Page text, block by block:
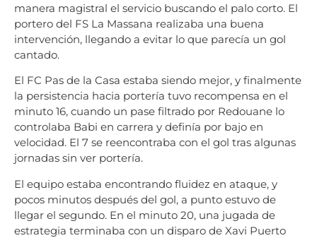
manera magistral el servicio buscando el palo corto. El
portero del FS La Massana realizaba una buena
intervención, llegando a evitar lo que parecía un gol
cantado.
El FC Pas de la Casa estaba siendo mejor, y finalmente
la persistencia hacia portería tuvo recompensa en el
minuto 16, cuando un pase filtrado por Redouane lo
controlaba Babi en carrera y definía por bajo en
velocidad. El 7 se reencontraba con el gol tras algunas
jornadas sin ver portería.
El equipo estaba encontrando fluidez en ataque, y
pocos minutos después del gol, a punto estuvo de
llegar el segundo. En el minuto 20, una jugada de
estrategia terminaba con un disparo de Xavi Puerto